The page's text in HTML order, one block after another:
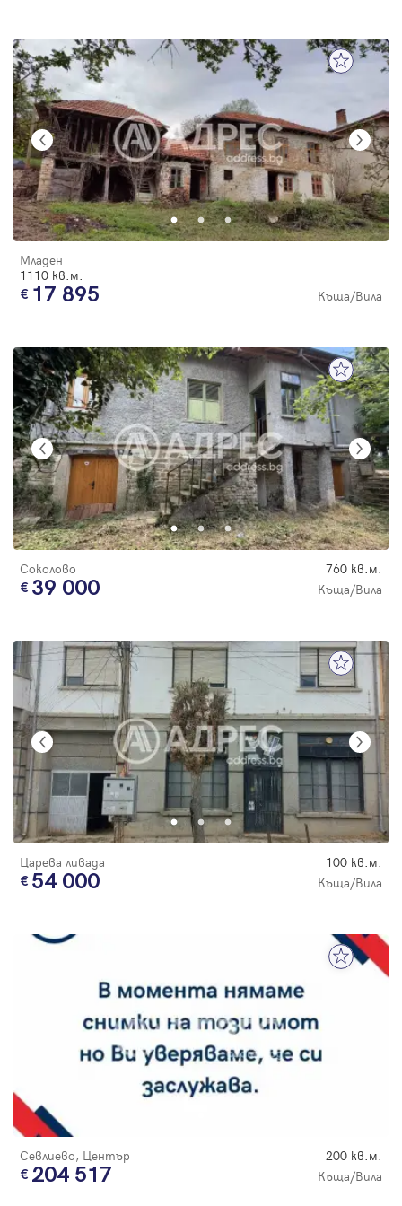
Младен
1110 кв.м.
17 895 Къща/Вила
Соколово 760 кв.м.
39 000 Къща/Вила
Царева ливада 100 кв.м.
54 000 Къща/Вила
Севлиево, Център 200 кв.м.
204 517 Къща/Вила